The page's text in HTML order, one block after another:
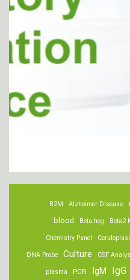
Alzheimer Disease
B2M
Beta2
Beta hcg
blood
Chemistry Panel
CSF
Culture
DNA Probe
IgG
IgM
PCR
plasma